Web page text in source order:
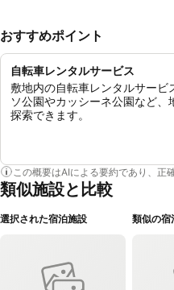
おすすめポイント
自転車レンタルサービス
敷地内の自転車レンタルサービ
ソ公園やカッシーネ公園など
探索できます。
この概要はAIによる要約であり、正
類似施設と比較
選択された宿泊施設 類似の宿